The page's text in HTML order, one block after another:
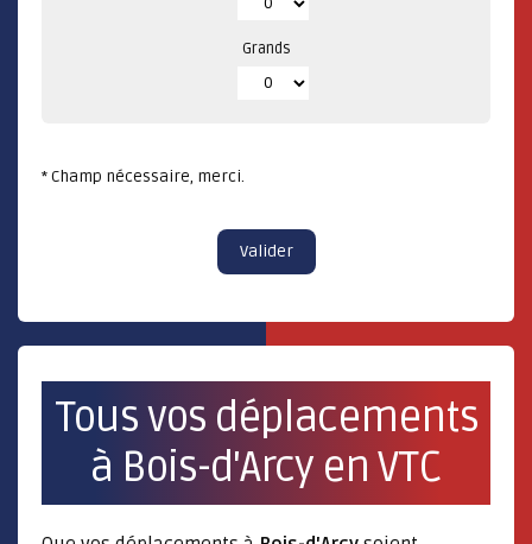
Grands
* Champ nécessaire, merci.
Valider
Tous vos déplacements
à Bois-d'Arcy en VTC